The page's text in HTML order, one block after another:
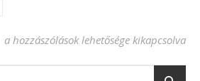
Akril festés kezdőknek gyorsan és
a hozzászólások lehetősége kikapcsolva